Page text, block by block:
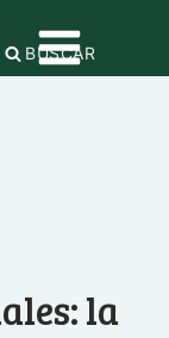
BUSCAR
la